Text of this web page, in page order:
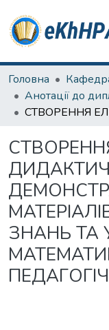
Головна
ЗНАНЬ ТА